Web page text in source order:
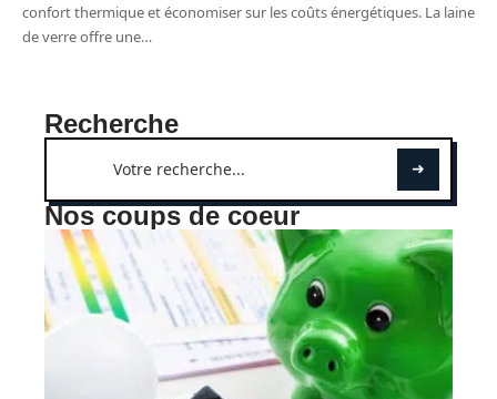
confort thermique et économiser sur les coûts énergétiques. La laine
de verre offre une…
Recherche
Nos coups de coeur